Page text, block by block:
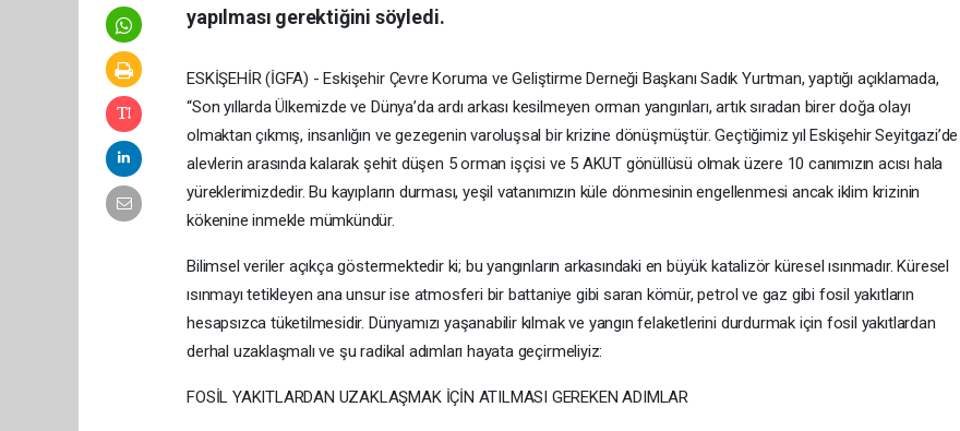
yapılması gerektiğini söyledi.
ESKİŞEHİR (İGFA) - Eskişehir Çevre Koruma ve Geliştirme Derneği Başkanı Sadık Yurtman, yaptığı açıklamada,
“Son yıllarda Ülkemizde ve Dünya’da ardı arkası kesilmeyen orman yangınları, artık sıradan birer doğa olayı
olmaktan çıkmış, insanlığın ve gezegenin varoluşsal bir krizine dönüşmüştür. Geçtiğimiz yıl Eskişehir Seyitgazi’de
alevlerin arasında kalarak şehit düşen 5 orman işçisi ve 5 AKUT gönüllüsü olmak üzere 10 canımızın acısı hala
yüreklerimizdedir. Bu kayıpların durması, yeşil vatanımızın küle dönmesinin engellenmesi ancak iklim krizinin
kökenine inmekle mümkündür.
Bilimsel veriler açıkça göstermektedir ki; bu yangınların arkasındaki en büyük katalizör küresel ısınmadır. Küresel
ısınmayı tetikleyen ana unsur ise atmosferi bir battaniye gibi saran kömür, petrol ve gaz gibi fosil yakıtların
hesapsızca tüketilmesidir. Dünyamızı yaşanabilir kılmak ve yangın felaketlerini durdurmak için fosil yakıtlardan
derhal uzaklaşmalı ve şu radikal adımları hayata geçirmeliyiz:
FOSİL YAKITLARDAN UZAKLAŞMAK İÇİN ATILMASI GEREKEN ADIMLAR